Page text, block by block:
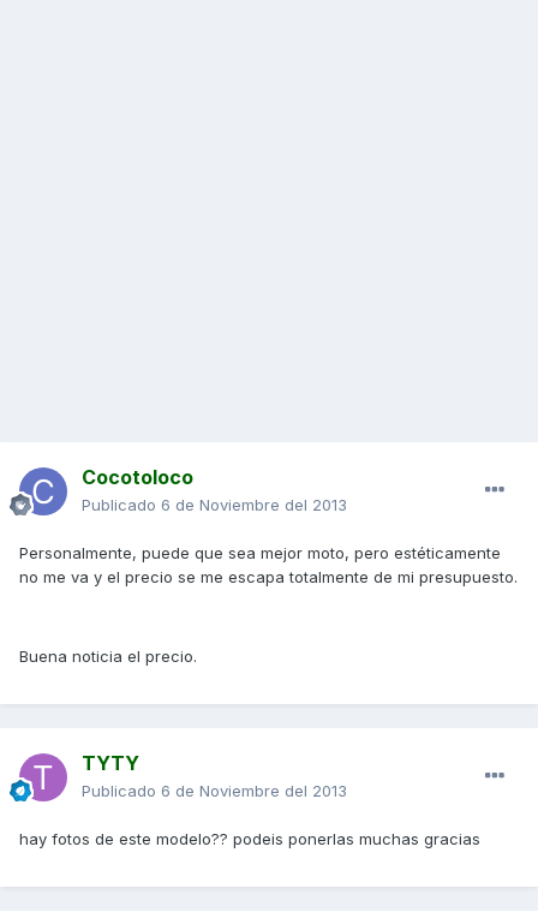
Cocotoloco
Publicado 6 de Noviembre del 2013
Personalmente, puede que sea mejor moto, pero estéticamente
no me va y el precio se me escapa totalmente de mi presupuesto.
Buena noticia el precio.
TYTY
Publicado 6 de Noviembre del 2013
hay fotos de este modelo?? podeis ponerlas muchas gracias